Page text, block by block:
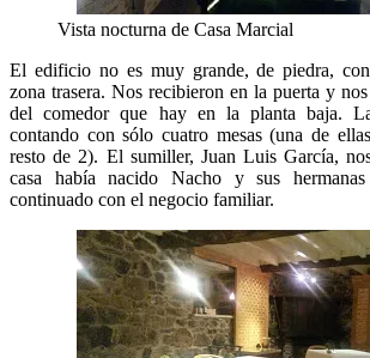
Vista nocturna de Casa Marcial
El edificio no es muy grande, de piedra,
zona trasera. Nos recibieron en la puerta y
del comedor que hay en la planta baja.
contando con sólo cuatro mesas (una de
resto de 2). El sumiller, Juan Luis García,
casa había nacido Nacho y sus
continuado con el negocio familiar.